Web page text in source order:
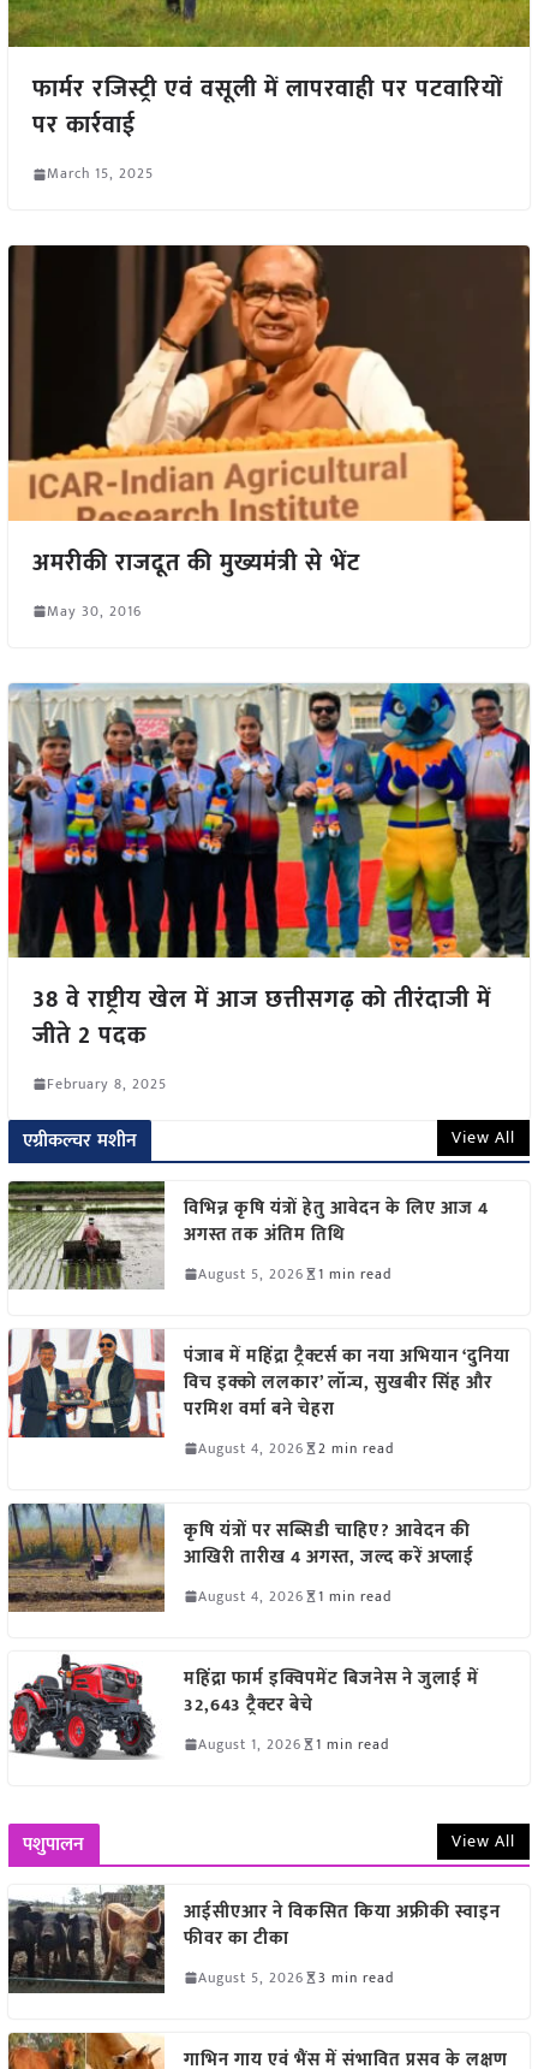
फार्मर रजिस्ट्री एवं वसूली में लापरवाही पर पटवारियों
पर कार्रवाई
March 15, 2025
अमरीकी राजदूत की मुख्यमंत्री से भेंट
May 30, 2016
38 वे राष्ट्रीय खेल में आज छत्तीसगढ़ को तीरंदाजी में
जीते 2 पदक
February 8, 2025
एग्रीकल्चर मशीन View All
विभिन्न कृषि यंत्रों हेतु आवेदन के लिए आज 4
अगस्त तक अंतिम तिथि
August 5, 2026 1 min read
पंजाब में महिंद्रा ट्रैक्टर्स का नया अभियान ‘दुनिया
विच इक्को ललकार’ लॉन्च, सुखबीर सिंह और
परमिश वर्मा बने चेहरा
August 4, 2026 2 min read
कृषि यंत्रों पर सब्सिडी चाहिए? आवेदन की
आखिरी तारीख 4 अगस्त, जल्द करें अप्लाई
August 4, 2026 1 min read
महिंद्रा फार्म इक्विपमेंट बिजनेस ने जुलाई में
32,643 ट्रैक्टर बेचे
August 1, 2026 1 min read
पशुपालन View All
आईसीएआर ने विकसित किया अफ्रीकी स्वाइन
फीवर का टीका
August 5, 2026 3 min read
गाभिन गाय एवं भैंस में संभावित प्रसव के लक्षण